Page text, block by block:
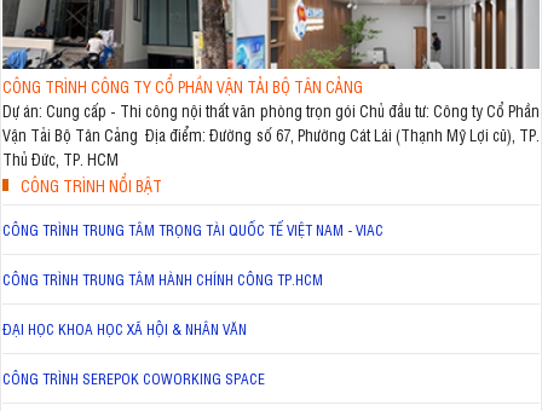
CÔNG TRÌNH CÔNG TY CỔ PHẦN VẬN TẢI BỘ TÂN CẢNG
Dự án: Cung cấp - Thi công nội thất văn phòng trọn gói Chủ đầu tư: Công ty Cổ Phần
Vận Tải Bộ Tân Cảng Địa điểm: Đường số 67, Phường Cát Lái (Thạnh Mỹ Lợi cũ), TP.
Thủ Đức, TP. HCM
CÔNG TRÌNH NỔI BẬT
CÔNG TRÌNH TRUNG TÂM TRỌNG TÀI QUỐC TẾ VIỆT NAM - VIAC
CÔNG TRÌNH TRUNG TÂM HÀNH CHÍNH CÔNG TP.HCM
ĐẠI HỌC KHOA HỌC XÃ HỘI & NHÂN VĂN
CÔNG TRÌNH SEREPOK COWORKING SPACE